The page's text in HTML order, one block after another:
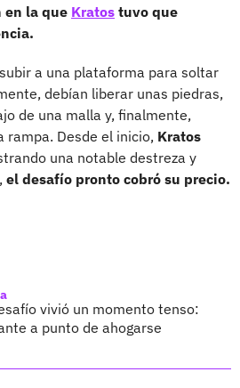
en la que Kratos tuvo que
a una plataforma para soltar
debían liberar unas piedras,
de una malla y, finalmente,
rampa. Desde el inicio, Kratos
una notable destreza y
el desafío pronto cobró su precio.
vivió un momento tenso:
a punto de ahogarse